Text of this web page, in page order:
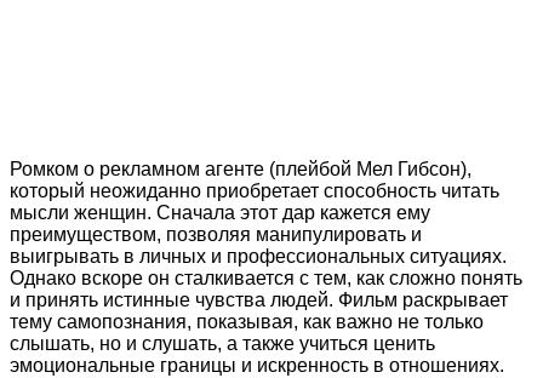
Ромком о рекламном агенте (плейбой Мел Гибсон),
который неожиданно приобретает способность читать
мысли женщин. Сначала этот дар кажется ему
преимуществом, позволяя манипулировать и
выигрывать в личных и профессиональных ситуациях.
Однако вскоре он сталкивается с тем, как сложно понять
и принять истинные чувства людей. Фильм раскрывает
тему самопознания, показывая, как важно не только
слышать, но и слушать, а также учиться ценить
эмоциональные границы и искренность в отношениях.